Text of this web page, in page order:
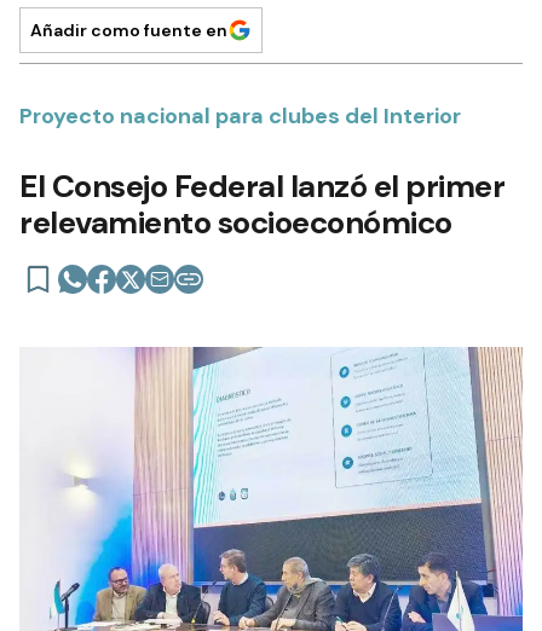
Añadir como fuente en
Proyecto nacional para clubes del Interior
El Consejo Federal lanzó el primer
relevamiento socioeconómico